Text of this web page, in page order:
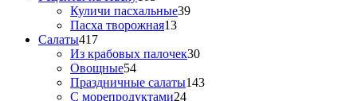
Куличи пасхальные39
Пасха творожная13
Салаты417
Из крабовых палочек30
Овощные54
Праздничные салаты143
С морепродуктами24